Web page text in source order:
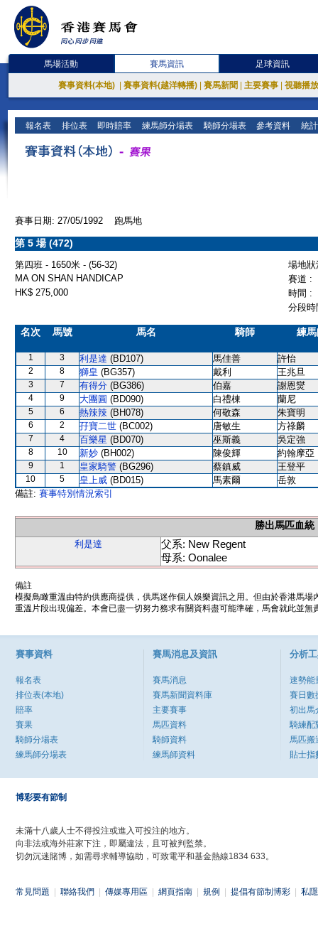
馬場活動 賽馬資訊 足球資訊
賽事資料(本地) 賽事資料(越洋轉播) 賽馬新聞 主要賽事 視聽播
報名表 排位表 即時賠率 練馬師分場表 騎師分場表 參考資料 統
賽事日期: 27/05/1992 跑馬地
第 5 場 (472)
第四班 - 1650米 - (56-32)
場地
MA ON SHAN HANDICAP
賽道 :
HK$ 275,000
時間 :
分段
名次 馬號 馬名 騎師 練
1 3 利是達 (BD107) 馬佳善 許怡
2 8 獅皇 (BG357) 戴利 王兆旦
3 7 有得分 (BG386) 伯嘉 謝恩爕
4 9 大團圓 (BD090) 白禮棟 蘭尼
5 6 熱辣辣 (BH078) 何敬森 朱寶明
6 2 孖寶二世 (BC002) 唐敏生 方祿麟
7 4 百樂星 (BD070) 巫斯義 吳定強
8 10 新妙 (BH002) 陳俊輝 約翰摩亞
9 1 皇家騎警 (BG296) 蔡鎮威 王登平
10 5 皇上威 (BD015) 馬素爾
岳敦
備註: 賽事特別情況索引
勝出馬匹血統
利是達
父系: New Regent
母系: Oonalee
備註
模擬鳥瞰重溫由特約供應商提供，供馬迷作個人娛樂資訊之用。但由於香港馬
重溫片段出現偏差。本會已盡一切努力務求有關資料盡可能準確，馬會就此並
賽事資料
報名表
排位表(本地)
賠率
賽果
騎師分場表
練馬師分場表
賽馬消息及資訊
賽馬消息
賽馬新聞資料庫
主要賽事
馬匹資料
騎師資料
練馬師資料
分析
速勢能
賽日數
初出馬
騎練配
馬匹搬
貼士指
博彩要有節制
未滿十八歲人士不得投注或進入可投注的地方。
向非法或海外莊家下注，即屬違法，且可被判監禁。
切勿沉迷賭博，如需尋求輔導協助，可致電平和基金熱線1834 633。
常見問題 聯絡我們 傳媒專用區 網頁指南 規例 提倡有節制博彩 私